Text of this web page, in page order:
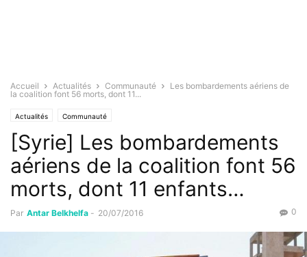
Accueil Actualités Communauté
Les bombardements aériens de
la coalition font 56 morts, dont 11...
Actualités Communauté
[Syrie] Les bombardements
aériens de la coalition font 56
morts, dont 11 enfants…
Par Antar Belkhelfa - 20/07/2016 0